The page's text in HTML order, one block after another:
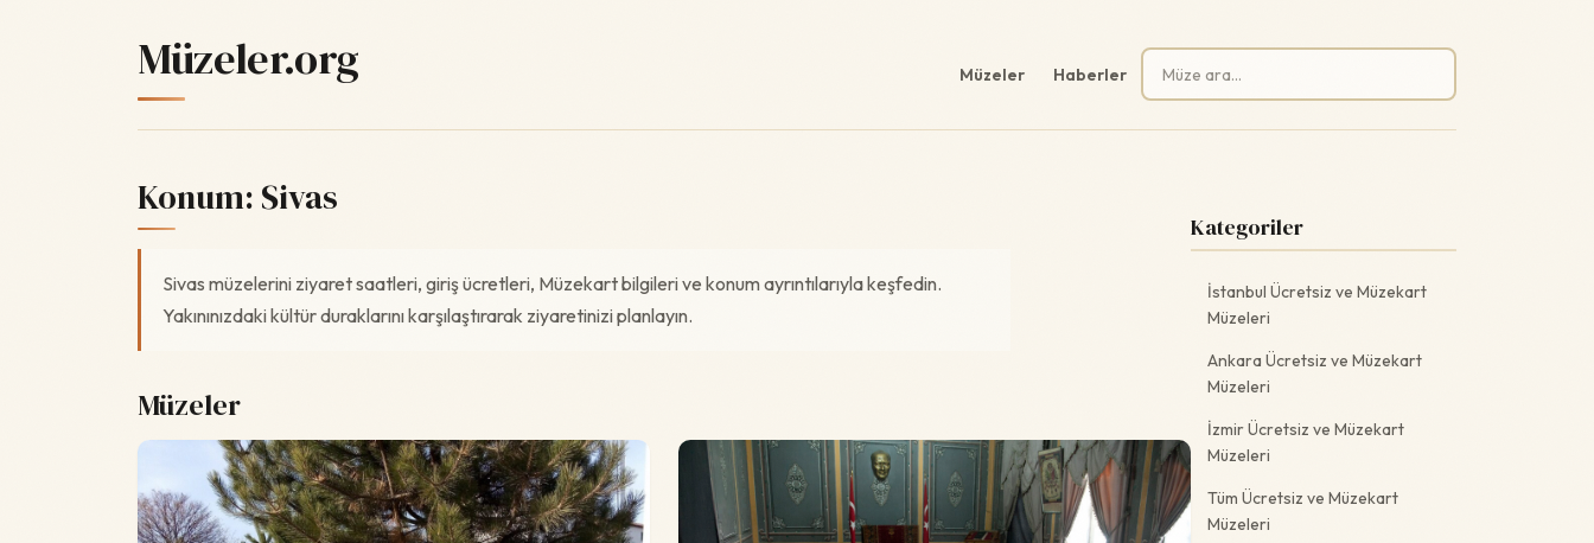
Müzeler.org Müzeler Haberler
Arama:
Konum: Sivas
Sivas müzelerini ziyaret saatleri, giriş ücretleri, Müzekart bilgileri ve konum ayrıntılarıyla keşfedin.
Yakınınızdaki kültür duraklarını karşılaştırarak ziyaretinizi planlayın.
Müzeler
Kategoriler
İstanbul Ücretsiz ve Müzekart
Müzeleri
Ankara Ücretsiz ve Müzekart
Müzeleri
İzmir Ücretsiz ve Müzekart
Müzeleri
Tüm Ücretsiz ve Müzekart
Müzeleri